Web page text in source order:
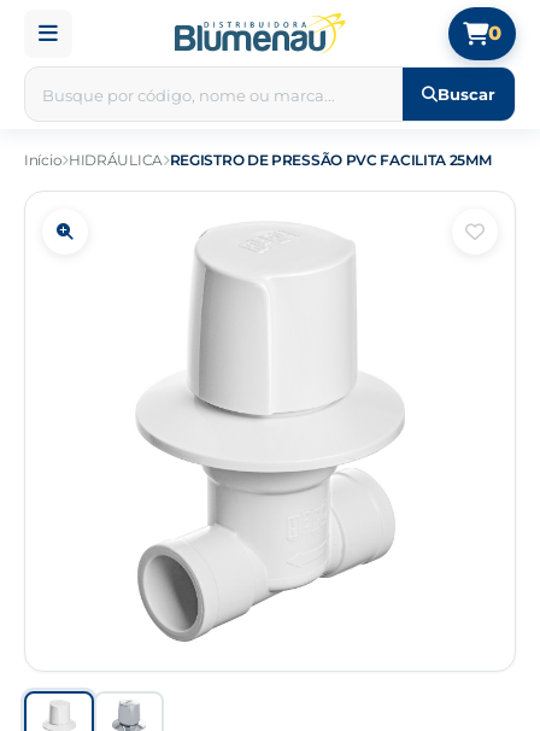
Buscar
0
Início HIDRÁULICA REGISTRO DE PRESSÃO PVC FACILITA 25MM